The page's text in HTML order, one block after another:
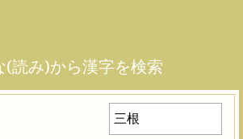
(読み)から漢字を検索